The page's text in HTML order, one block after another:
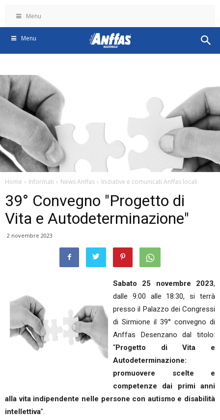
Menu
Menu
Home Informati News Anffas Iniziative e comunicati Anffas locali
39° Convegno "Progetto di
Vita e Autodeterminazione"
2 novembre 2023
Sabato 25 novembre 2023,
dalle 9:00 alle 18:30,
si terrà
presso il Palazzo dei Congressi
di Sirmione il 39° convegno di
Anffas Desenzano dal titolo:
“Progetto di Vita e
Autodeterminazione:
promuovere scelte e
competenze dai primi anni
alla vita indipendente nelle persone con autismo e disabilità
intellettiva”.